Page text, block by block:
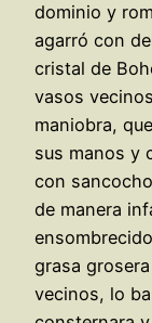
dominio y
agarró con
cristal de
vasos
maniobra,
sus manos y
con
de manera
grasa
vecinos, lo